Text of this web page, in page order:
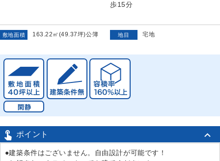
歩15分
敷地面積 163.22㎡(49.37坪)公簿 地目 宅地
 ポイント
●建築条件はございません。自由設計が可能です！